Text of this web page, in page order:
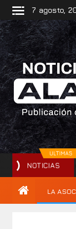
7 agosto,
ULTIMAS
NOTICIAS
su presencia
LA